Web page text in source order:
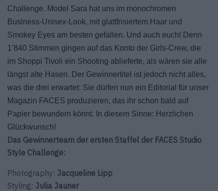
Challenge. Model Sara hat uns im monochromen
Business-Unisex-Look, mit glattfrisiertem Haar und
Smokey Eyes am besten gefallen. Und auch euch! Denn
1’840 Stimmen gingen auf das Konto der Girls-Crew, die
im Shoppi Tivoli ein Shooting ablieferte, als wären sie alle
längst alte Hasen. Der Gewinnertitel ist jedoch nicht alles,
was die drei erwartet: Sie dürfen nun ein Editorial für unser
Magazin FACES produzieren, das ihr schon bald auf
Papier bewundern könnt. In diesem Sinne: Herzlichen
Glückwunsch!
Das Gewinnerteam der ersten Staffel der FACES Studio
Style Challenge:
Photography: Jacqueline Lipp
Styling: Julia Jauner